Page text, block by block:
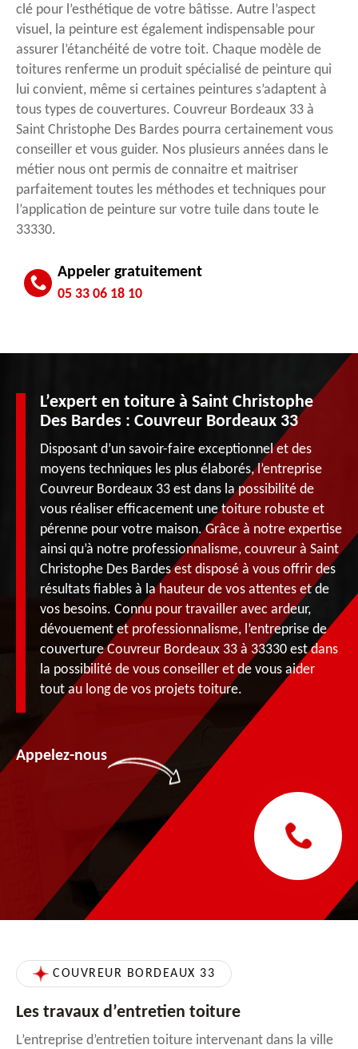
clé pour l’esthétique de votre bâtisse. Autre l’aspect
visuel, la peinture est également indispensable pour
assurer l’étanchéité de votre toit. Chaque modèle de
toitures renferme un produit spécialisé de peinture qui
lui convient, même si certaines peintures s’adaptent à
tous types de couvertures. Couvreur Bordeaux 33 à
Saint Christophe Des Bardes pourra certainement vous
conseiller et vous guider. Nos plusieurs années dans le
métier nous ont permis de connaitre et maitriser
parfaitement toutes les méthodes et techniques pour
l’application de peinture sur votre tuile dans toute le
33330.
Appeler gratuitement
05 33 06 18 10
L’expert en toiture à Saint Christophe
Des Bardes : Couvreur Bordeaux 33
Disposant d’un savoir-faire exceptionnel et des
moyens techniques les plus élaborés, l’entreprise
Couvreur Bordeaux 33 est dans la possibilité de
vous réaliser efficacement une toiture robuste et
pérenne pour votre maison. Grâce à notre expertise
ainsi qu’à notre professionnalisme, couvreur à Saint
Christophe Des Bardes est disposé à vous offrir des
résultats fiables à la hauteur de vos attentes et de
vos besoins. Connu pour travailler avec ardeur,
dévouement et professionnalisme, l’entreprise de
couverture Couvreur Bordeaux 33 à 33330 est dans
la possibilité de vous conseiller et de vous aider
tout au long de vos projets toiture.
Appelez-nous
COUVREUR BORDEAUX 33
Les travaux d’entretien toiture
L’entreprise d’entretien toiture intervenant dans la ville